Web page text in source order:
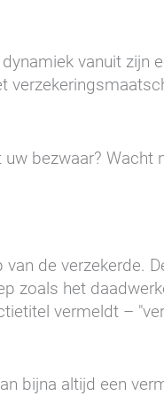
vanuit zijn
bezwaar? Wacht
de verzekerde.
zoals het
vermeldt –
bijna altijd een